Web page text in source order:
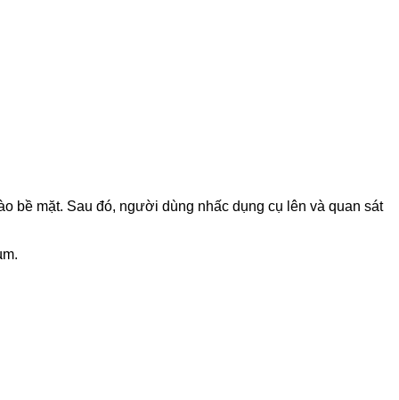
bề mặt. Sau đó, người dùng nhấc dụng cụ lên và quan sát